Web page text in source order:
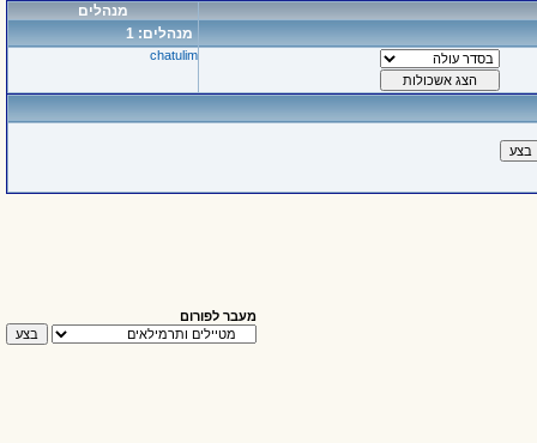
מנהלים
מנהלים: 1
chatulim
מעבר לפורום